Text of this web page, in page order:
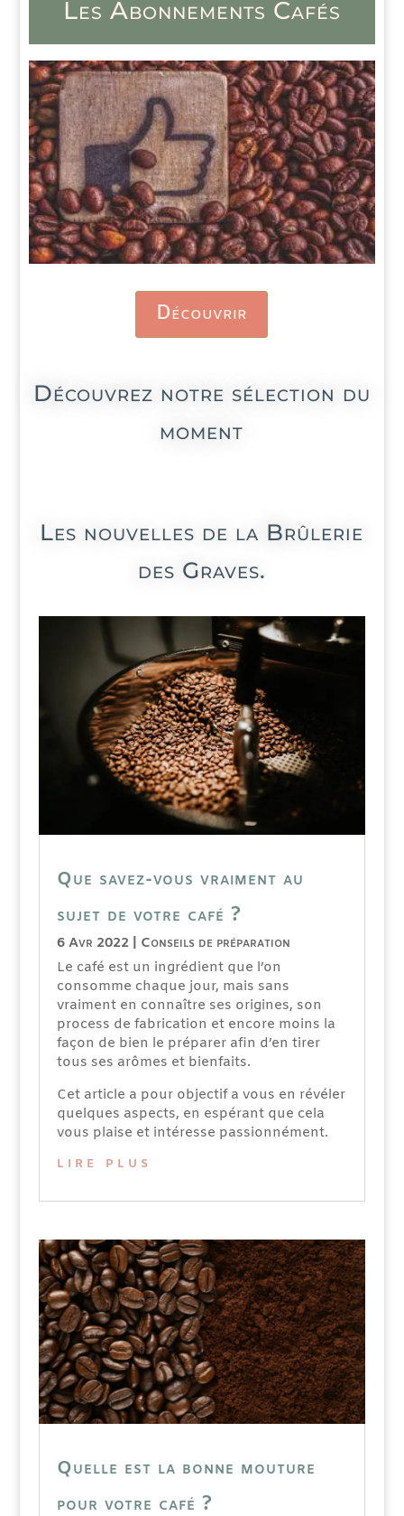
Les Abonnements Cafés
Découvrir
Découvrez notre sélection du
moment
Les nouvelles de la Brûlerie
des Graves.
Que savez-vous vraiment au
sujet de votre café ?
6 Avr 2022| Conseils de préparation
Le café est un ingrédient que l’on
consomme chaque jour, mais sans
vraiment en connaître ses origines, son
process de fabrication et encore moins la
façon de bien le préparer afin d’en tirer
tous ses arômes et bienfaits.
Cet article a pour objectif a vous en révéler
quelques aspects, en espérant que cela
vous plaise et intéresse passionnément.
lire plus
Quelle est la bonne mouture
pour votre café ?